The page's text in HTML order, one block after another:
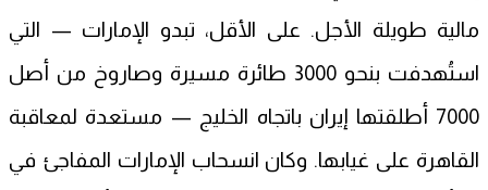
مالية طويلة الأجل. على الأقل، تبدو الإمارات — التي
استُهدفت بنحو 3000 طائرة مسيرة وصاروخ من أصل
7000 أطلقتها إيران باتجاه الخليج — مستعدة لمعاقبة
القاهرة على غيابها. وكان انسحاب الإمارات المفاجئ في